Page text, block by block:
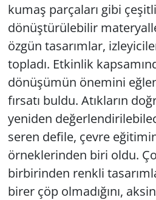
kumaş parçaları gibi
dönüştürülebilir
özgün tasarımlar,
topladı. Etkinlik
dönüşümün önemini
fırsatı buldu. Atıkların
yeniden
seren defile, çevre
örneklerinden biri oldu.
birbirinden renkli
birer çöp olmadığını,